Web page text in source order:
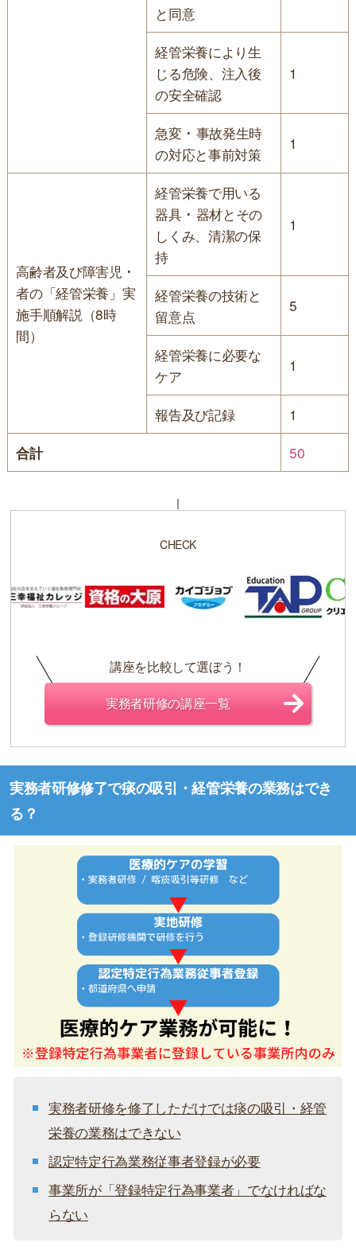
と同意
経管栄養により生
じる危険、注入後
の安全確認
1
急変 ･ 事故発生時
の対応と事前対策
1
高齢者及び障害児 ･
者の「経管栄養」実
施手順解説（8時
間）
経管栄養で用いる
器具 ･ 器材とその
しくみ、清潔の保
持
1
経管栄養の技術と
留意点
5
経管栄養に必要な
ケア
1
報告及び記録
1
合計
50
CHECK
講座を比較して選ぼう！
実務者研修の講座一覧
実務者研修修了で痰の吸引・経管栄養の業務はでき
る？
実務者研修を修了しただけでは痰の吸引・経管
栄養の業務はできない
認定特定行為業務従事者登録が必要
事業所が「登録特定行為事業者」でなければな
らない